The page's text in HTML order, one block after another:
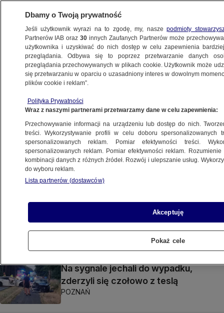
DROGI W POLSCE
Dachował na drodze ekspresowej.
Policja: tłumaczył, że zasłabł
BIAŁYSTOK
75-latek jechał na rowerze
ekspresówką. Do domu zostało mu
200 kilometrów
ŁÓDŹ
Auto wjechało w barierki
na autostradzie, kierowca nie przeżył
ŁÓDŹ
Na sygnale jechali do wypadku,
zderzyli się czołowo z teslą
POZNAŃ
Dbamy o Twoją prywatność
Jeśli użytkownik wyrazi na to zgodę, my, naszepodmioty
Partnerów IAB oraz30 innych Zaufanych Partnerów może
użytkownika i uzyskiwać do nich dostęp w celu zapewnienia
przeglądania. Odbywa się to poprzez przetwarzanie danych
przeglądania przechowywanych w plikach cookie. Użytkownik może
się przetwarzaniu w oparciu o uzasadniony interes w dowolnym
plików cookie i reklam”.
Polityka Prywatności
Wraz z naszymi partnerami przetwarzamy dane w celu zapewnienia:
Przechowywanie informacji na urządzeniu lub dostęp do nich.
treści. Wykorzystywanie profili w celu doboru spersonalizowanych
spersonalizowanych reklam. Pomiar efektywności treści.
spersonalizowanych reklam. Pomiar efektywności reklam.
kombinacji danych z różnych źródeł. Rozwój i ulepszanie usług.
do wyboru reklam.
Lista partnerów (dostawców)
Akceptuję
Pokaż cele